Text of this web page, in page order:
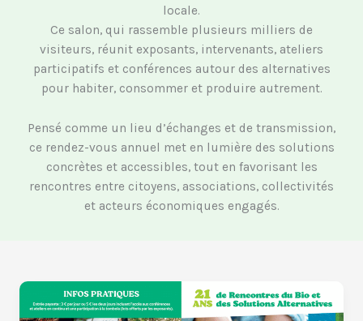
locale.
Ce salon, qui rassemble plusieurs milliers de
visiteurs, réunit exposants, intervenants, ateliers
participatifs et conférences autour des alternatives
pour habiter, consommer et produire autrement.
Pensé comme un lieu d’échanges et de transmission,
ce rendez-vous annuel met en lumière des solutions
concrètes et accessibles, tout en favorisant les
rencontres entre citoyens, associations, collectivités
et acteurs économiques engagés.